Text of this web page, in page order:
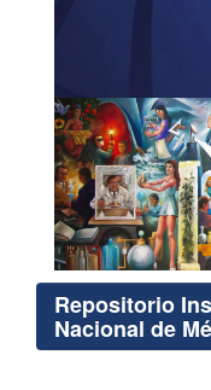
Repositorio
Nacional de